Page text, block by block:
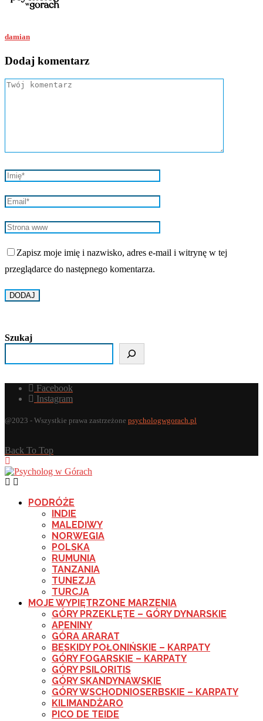
damian
Dodaj komentarz
Zapisz moje imię i nazwisko, adres e-mail i witrynę w tej
przeglądarce do następnego komentarza.
Szukaj
Facebook
Instagram
@2023 - Wszystkie prawa zastrzeżone psychologwgorach.pl
Back To Top
PODRÓŻE
INDIE
MALEDIWY
NORWEGIA
POLSKA
RUMUNIA
TANZANIA
TUNEZJA
TURCJA
MOJE WYPIĘTRZONE MARZENIA
GÓRY PRZEKLĘTE – GÓRY DYNARSKIE
APENINY
GÓRA ARARAT
BESKIDY POŁONIŃSKIE – KARPATY
GÓRY FOGARSKIE – KARPATY
GÓRY PSILORITIS
GÓRY SKANDYNAWSKIE
GÓRY WSCHODNIOSERBSKIE – KARPATY
KILIMANDŻARO
PICO DE TEIDE